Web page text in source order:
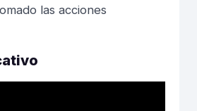
las acciones